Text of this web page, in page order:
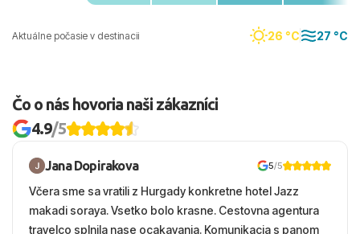
Aktuálne počasie v destinacii 26 °C 27 °C
Čo o nás hovoria naši zákazníci
4.9/5
Jana Dopirakova 5/5
Včera sme sa vratili z Hurgady konkretne hotel Jazz
makadi soraya. Vsetko bolo krasne. Cestovna agentura
travelco splnila nase ocakavania. Komunikacia s panom